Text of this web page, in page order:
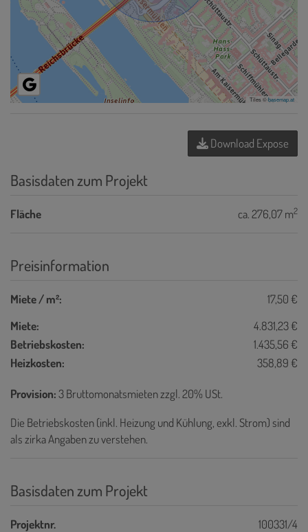
Tiles ©basemap.at
Download Expose
Basisdaten zum Projekt
Fläche ca. 276,07 m2
Preisinformation
Miete / m²:
17,50 €
Miete:
4.831,23 €
Betriebskosten:
1.435,56 €
Heizkosten:
358,89 €
Provision:3 Bruttomonatsmieten zzgl. 20% USt.
Die Betriebskosten (inkl. Heizung und Kühlung, exkl. Strom) sind
als zirka Angaben zu verstehen.
Basisdaten zum Projekt
Projektnr.
100331/4